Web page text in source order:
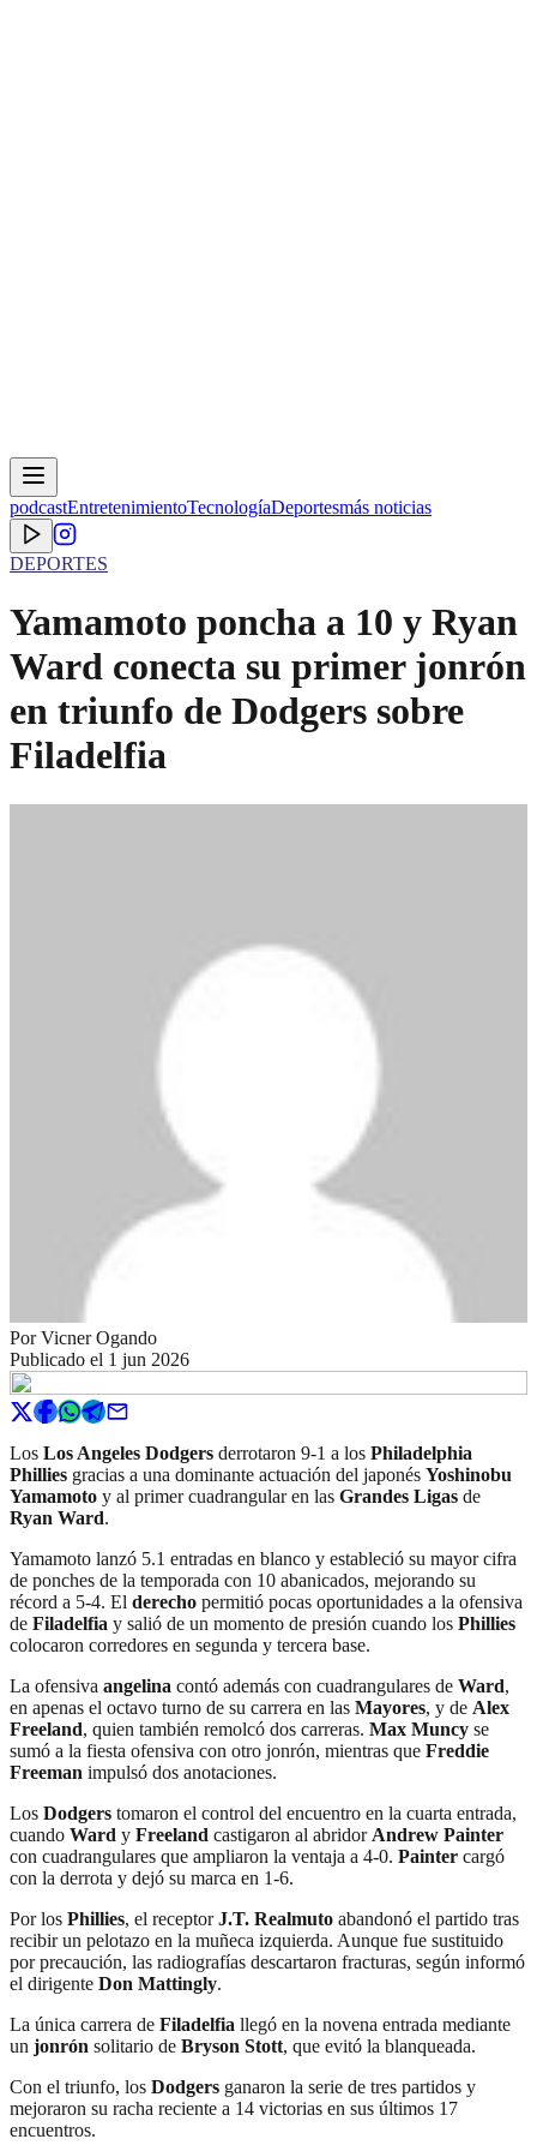
podcastEntretenimientoTecnologíaDeportesmás noticias
DEPORTES
Yamamoto poncha a 10 y Ryan
Ward conecta su primer jonrón
en triunfo de Dodgers sobre
Filadelfia
PorVicner Ogando
Publicado el 1 jun 2026
Los Los Angeles Dodgers derrotaron 9-1 a los Philadelphia
Phillies gracias a una dominante actuación del japonés Yoshinobu
Yamamoto y al primer cuadrangular en las Grandes Ligas de
Ryan Ward.
Yamamoto lanzó 5.1 entradas en blanco y estableció su mayor cifra
de ponches de la temporada con 10 abanicados, mejorando su
récord a 5-4. El derecho permitió pocas oportunidades a la ofensiva
de Filadelfia y salió de un momento de presión cuando los Phillies
colocaron corredores en segunda y tercera base.
La ofensiva angelina contó además con cuadrangulares de Ward,
en apenas el octavo turno de su carrera en las Mayores, y de Alex
Freeland, quien también remolcó dos carreras. Max Muncy se
sumó a la fiesta ofensiva con otro jonrón, mientras que Freddie
Freeman impulsó dos anotaciones.
Los Dodgers tomaron el control del encuentro en la cuarta entrada,
cuando Ward y Freeland castigaron al abridor Andrew Painter
con cuadrangulares que ampliaron la ventaja a 4-0. Painter cargó
con la derrota y dejó su marca en 1-6.
Por los Phillies, el receptorJ.T. Realmuto abandonó el partido tras
recibir un pelotazo en la muñeca izquierda. Aunque fue sustituido
por precaución, las radiografías descartaron fracturas, según informó
el dirigente Don Mattingly.
La única carrera de Filadelfia llegó en la novena entrada mediante
un jonrón solitario de Bryson Stott, que evitó la blanqueada.
Con el triunfo, los Dodgers ganaron la serie de tres partidos y
mejoraron su racha reciente a 14 victorias en sus últimos 17
encuentros.